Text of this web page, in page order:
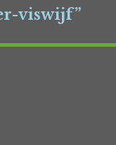
viswijf”